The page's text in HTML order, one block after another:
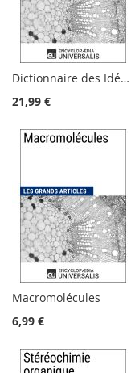
Dictionnaire des Idées & Notions en Sciences de la matière
21,99 €
Macromolécules
6,99 €